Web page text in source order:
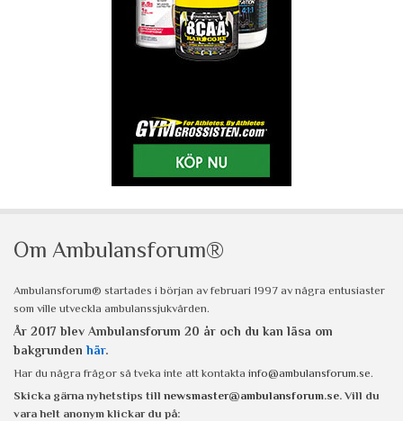
Om Ambulansforum®
Ambulansforum® startades i början av februari 1997 av några entusiaster
som ville utveckla ambulanssjukvården.
År 2017 blev Ambulansforum 20 år och du kan läsa om
bakgrunden här.
Har du några frågor så tveka inte att kontakta info@ambulansforum.se.
Skicka gärna nyhetstips till newsmaster@ambulansforum.se. Vill du
vara helt anonym klickar du på: